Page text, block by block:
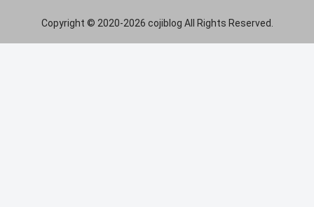
Copyright © 2020-2026 cojiblog All Rights Reserved.